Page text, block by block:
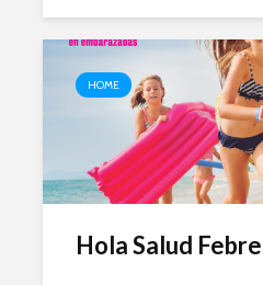
HOME
Hola Salud